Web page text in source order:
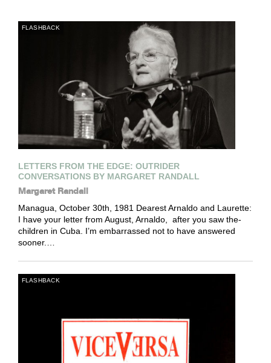
FLASHBACK
LETTERS FROM THE EDGE: OUTRIDER
CONVERSATIONS BY MARGARET RANDALL
Margaret Randall
Managua, October 30th, 1981 Dearest Arnaldo and Laurette:
I have your letter from August, Arnaldo, ­ after you saw the­
children in Cuba. I’m embarrassed not to have answered
sooner.…
FLASHBACK